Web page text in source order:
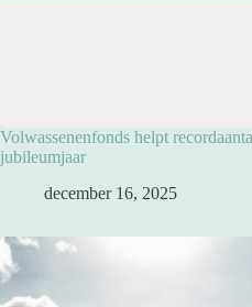
Volwassenenfonds helpt
jubileumjaar
december 16, 2025